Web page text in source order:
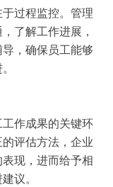
过程监控。管理
了解工作进展，
，确保员工能够
作成果的关键环
评估方法，企业
现，进而给予相
议。